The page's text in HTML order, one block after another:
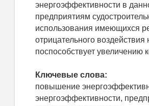
энергоэффективности в
предприятиям
использования имеющихся
отрицательного
поспособствует увеличению
Ключевые слова:
повышение
энергоэффективности,